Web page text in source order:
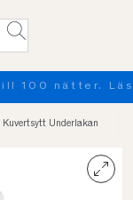
Läs mer
Kuvertsytt Underlakan